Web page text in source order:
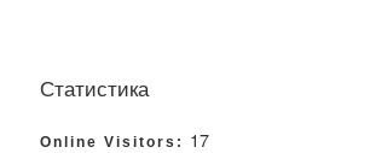
Статистика
Online Visitors: 17